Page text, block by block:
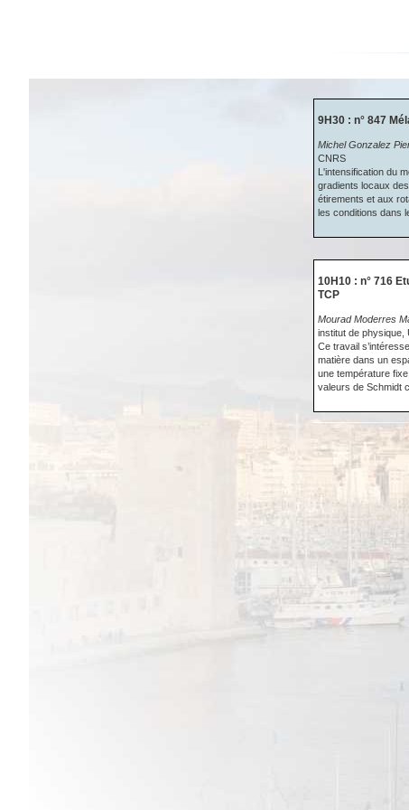
9H30 : n° 847
Michel Gonzalez
CNRS
L'intensification du
gradients locaux
étirements et aux
les conditions dans
10H10 : n° 716
TCP
Mourad Moderres
institut de physique,
Ce travail
matière dans un
une température
valeurs de Schmidt